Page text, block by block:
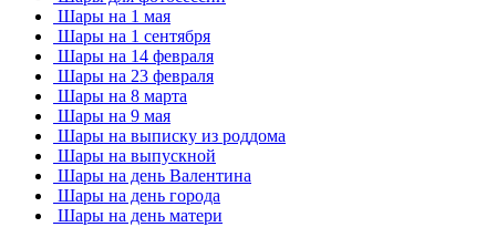
Шары на 1 мая
Шары на 1 сентября
Шары на 14 февраля
Шары на 23 февраля
Шары на 8 марта
Шары на 9 мая
Шары на выписку из роддома
Шары на выпускной
Шары на день Валентина
Шары на день города
Шары на день матери